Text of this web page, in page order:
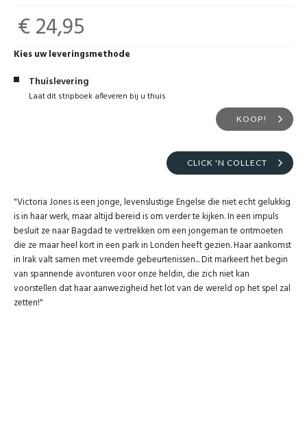
€ 24,95
Kies uw leveringsmethode
Thuislevering
Laat dit stripboek afleveren bij u thuis
KOOP!
CLICK 'N COLLECT
"Victoria Jones is een jonge, levenslustige Engelse die niet echt gelukkig
is in haar werk, maar altijd bereid is om verder te kijken. In een impuls
besluit ze naar Bagdad te vertrekken om een jongeman te ontmoeten
die ze maar heel kort in een park in Londen heeft gezien. Haar aankomst
in Irak valt samen met vreemde gebeurtenissen... Dit markeert het begin
van spannende avonturen voor onze heldin, die zich niet kan
voorstellen dat haar aanwezigheid het lot van de wereld op het spel zal
zetten!"